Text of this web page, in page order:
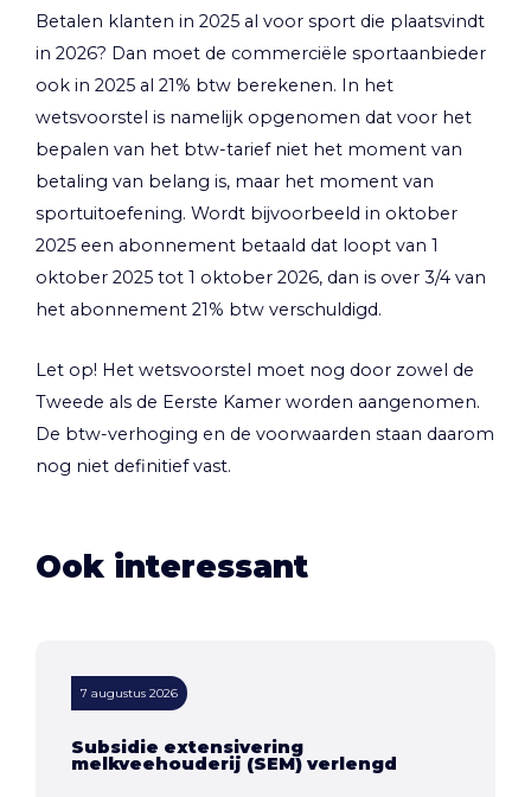
Betalen klanten in 2025 al voor sport die plaatsvindt
in 2026? Dan moet de commerciële sportaanbieder
ook in 2025 al 21% btw berekenen. In het
wetsvoorstel is namelijk opgenomen dat voor het
bepalen van het btw-tarief niet het moment van
betaling van belang is, maar het moment van
sportuitoefening. Wordt bijvoorbeeld in oktober
2025 een abonnement betaald dat loopt van 1
oktober 2025 tot 1 oktober 2026, dan is over 3/4 van
het abonnement 21% btw verschuldigd.
Let op! Het wetsvoorstel moet nog door zowel de
Tweede als de Eerste Kamer worden aangenomen.
De btw-verhoging en de voorwaarden staan daarom
nog niet definitief vast.
Ook interessant
7 augustus 2026
Subsidie extensivering
melkveehouderij (SEM) verlengd